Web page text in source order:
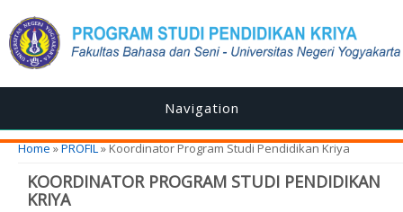
Navigation
You are here
Home»PROFIL» Koordinator Program Studi Pendidikan Kriya
KOORDINATOR PROGRAM STUDI PENDIDIKAN
KRIYA